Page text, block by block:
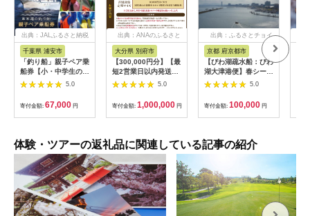
出典：JALふるさと納税
千葉県 浦安市
「釣り船」親子ペア乗
船券【小・中学生のお
子様】
5.0
寄付金額: 67,000 円
出典：ANAのふるさと
大分県 別府市
【300,000円分】【最
短2営業日以内発送】
別府市内の旅館やホテ
ルで使用できる宿泊補
助券 楽しい旅の思い
出を！ 宿泊券 大分県
別府市 3000円 15000
円 30万円 ホテル 旅
館 温泉 旅行 観光 ト
ケット クーポン 宿泊
お泊り 別府温泉 別府
観光 地獄めぐり 旅 お
すすめ 人気 体験型 節
約_B030-007
5.0
寄付金額: 1,000,000 円
出典：ふるさとチョイ
京都 府京都市
【びわ湖疏水船：びわ
湖大津港便】春シーズ
ン先行予約権（２名様
分の乗船予約の権利）
5.0
寄付金額: 100,000 円
体験・ツアーの返礼品に関連している記事の紹介